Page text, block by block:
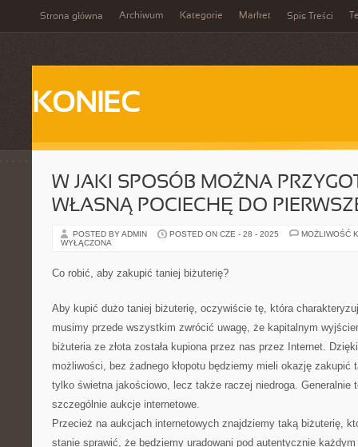
Strona główna Archiwum Kategorie Market Spis Treści
KONIEC
W JAKI SPOSÓB MOŻNA
WŁASNĄ POCIECHĘ DO
POSTED BY ADMIN POSTED ON CZE - 28 - 2025
MOŻLIWOŚĆ
WYŁĄCZONA
Co robić, aby zakupić taniej biżuterię?
Aby kupić dużo taniej biżuterię, oczywiście tę, która
musimy przede wszystkim zwrócić uwagę, że kapitalnym
biżuteria ze złota została kupiona przez nas przez Internet.
możliwości, bez żadnego kłopotu będziemy mieli okazję zakupić
tylko świetna jakościowo, lecz także raczej niedroga. Generalnie
szczególnie aukcje internetowe.
Przecież na aukcjach internetowych znajdziemy taką biżuterię,
stanie sprawić, że będziemy uradowani pod autentycznie